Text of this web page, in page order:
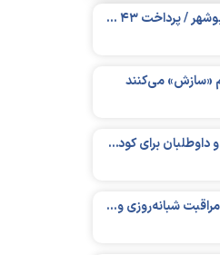
آموزش یک مهارت کاربردی به زندانیان بوشهر / پرداخت ۴۳ میلیارد تومان تسهیلات خوداشتغالی
روایت ۶۰ سال همکاری دانشگاه، خیریه و داوطلبان برای کودکان نیازمند در استرالیا
مادری در تکاپوی زیستن؛ روایت ۶ سال مراقبت شبانه‌روزی و امید به فردای «نورا»